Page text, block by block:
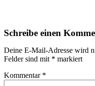
Schreibe einen
Deine E-Mail-Adresse wird
Felder sind mit * markiert
Kommentar *